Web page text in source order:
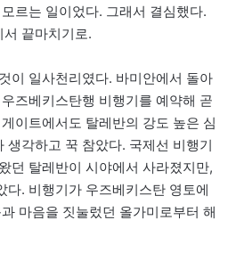
르는 일이었다. 그래서 결심했다.
끝마치기로.
이 일사천리였다. 바미안에서 돌아
즈베키스탄행 비행기를 예약해 곧
이트에서도 탈레반의 강도 높은 심
생각하고 꾹 참았다. 국제선 비행기
던 탈레반이 시야에서 사라졌지만,
다. 비행기가 우즈베키스탄 영토에
마음을 짓눌렀던 올가미로부터 해